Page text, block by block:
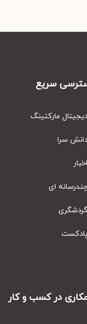
سریع
مارکتینگ
سرا
ای
در کسب و کار